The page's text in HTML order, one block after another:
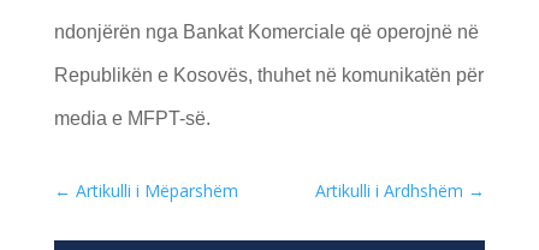
ndonjërën nga Bankat Komerciale që operojnë në
Republikën e Kosovës, thuhet në komunikatën për
media e MFPT-së.
← Artikulli i Mëparshëm Artikulli i Ardhshëm →